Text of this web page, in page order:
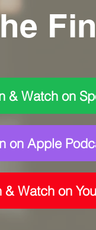
& Watch on
on Apple
& Watch on